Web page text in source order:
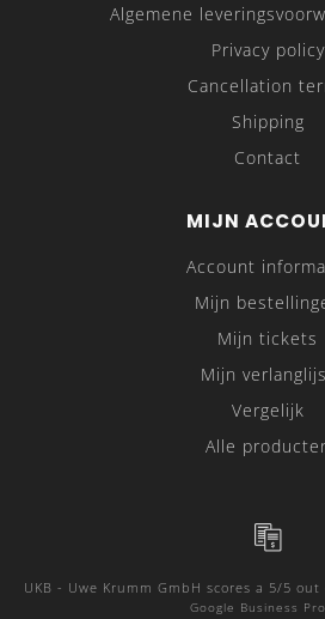
Algemene
Privacy policy
Cancellation
Shipping
Contact
MIJN
Account
Mijn
Mijn tickets
Mijn
Vergelijk
Alle
UKB - Uwe Krumm GmbH scores a 5/5 out
Google Business